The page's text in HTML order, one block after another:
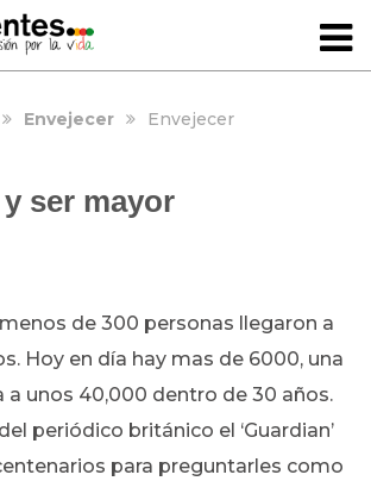
Envejecer Envejecer
ser mayor
de 300 personas llegaron a
Hoy en día hay mas de 6000, una
a unos 40,000 dentro de 30 años.
periódico británico el ‘Guardian’
para preguntarles como